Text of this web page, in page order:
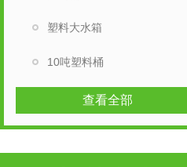
塑料大水箱
10吨塑料桶
查看全部